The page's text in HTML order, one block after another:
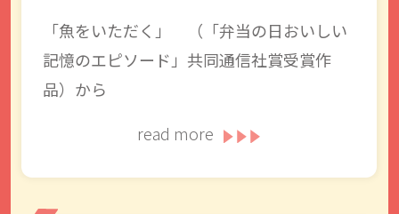
「魚をいただく」 （「弁当の日おいしい
記憶のエピソード」共同通信社賞受賞作
品）から
read more